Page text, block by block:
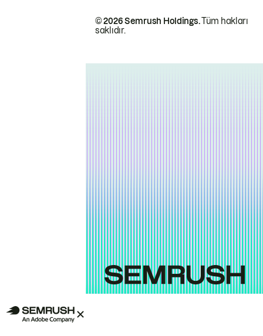
© 2026 Semrush Holdings.Tüm hakları
saklıdır.